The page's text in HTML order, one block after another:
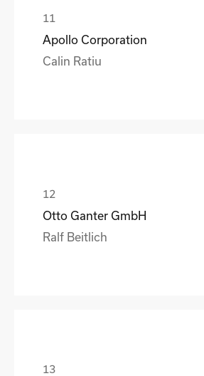
Apollo Corporation
Calin Ratiu
Otto Ganter GmbH
Ralf Beitlich